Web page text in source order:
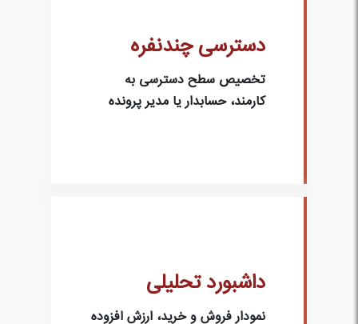
دسترسی چندنفره
تخصیص سطح دسترسی به
کارمند، حسابدار یا مدیر پرونده
داشبورد تحلیلی
نمودار فروش و خرید، ارزش افزوده